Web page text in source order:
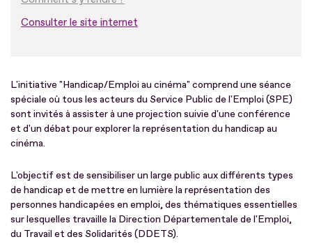
Consulter le site internet
L'initiative "Handicap/Emploi au cinéma" comprend une séance
spéciale où tous les acteurs du Service Public de l'Emploi (SPE)
sont invités à assister à une projection suivie d'une conférence
et d'un débat pour explorer la représentation du handicap au
cinéma.
L'objectif est de sensibiliser un large public aux différents types
de handicap et de mettre en lumière la représentation des
personnes handicapées en emploi, des thématiques essentielles
sur lesquelles travaille la Direction Départementale de l'Emploi,
du Travail et des Solidarités (DDETS).